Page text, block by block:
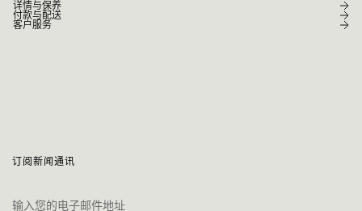
详情与保养
付款与配送
客户服务
订阅新闻通讯